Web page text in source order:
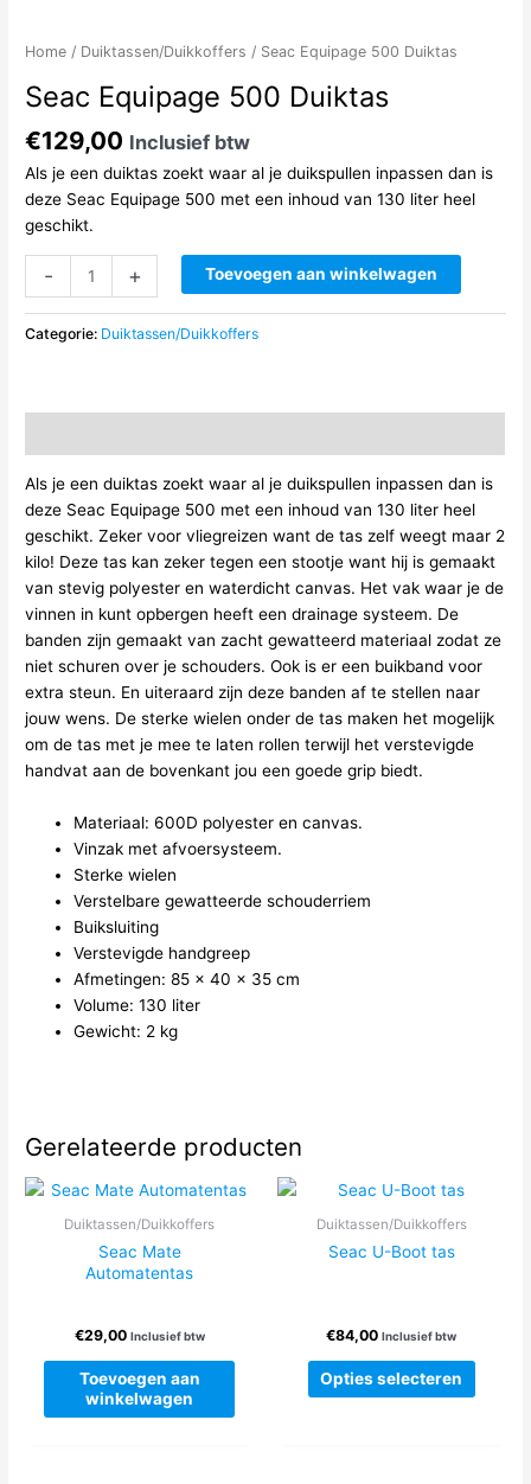
Home / Duiktassen/Duikkoffers / Seac Equipage 500 Duiktas
Seac Equipage 500 Duiktas
€129,00 Inclusief btw
Als je een duiktas zoekt waar al je duikspullen inpassen dan is
deze Seac Equipage 500 met een inhoud van 130 liter heel
geschikt.
-
Equipage
500
Duiktas
+ Toevoegen aan winkelwagen
Categorie: Duiktassen/Duikkoffers
Als je een duiktas zoekt waar al je duikspullen inpassen dan is
deze Seac Equipage 500 met een inhoud van 130 liter heel
geschikt. Zeker voor vliegreizen want de tas zelf weegt maar 2
kilo! Deze tas kan zeker tegen een stootje want hij is gemaakt
van stevig polyester en waterdicht canvas. Het vak waar je de
vinnen in kunt opbergen heeft een drainage systeem. De
banden zijn gemaakt van zacht gewatteerd materiaal zodat ze
niet schuren over je schouders. Ook is er een buikband voor
extra steun. En uiteraard zijn deze banden af te stellen naar
jouw wens. De sterke wielen onder de tas maken het mogelijk
om de tas met je mee te laten rollen terwijl het verstevigde
handvat aan de bovenkant jou een goede grip biedt.
Materiaal: 600D polyester en canvas.
Vinzak met afvoersysteem.
Sterke wielen
Verstelbare gewatteerde schouderriem
Buiksluiting
Verstevigde handgreep
Afmetingen: 85 x 40 x 35 cm
Volume: 130 liter
Gewicht: 2 kg
Gerelateerde producten
Duiktassen/Duikkoffers
Seac Mate
Automatentas
€29,00 Inclusief btw
Toevoegen aan
winkelwagen
Duiktassen/Duikkoffers
Seac U-Boot tas
€84,00 Inclusief btw
Opties selecteren
Dit